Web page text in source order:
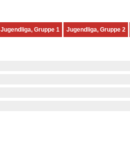
Jugendliga, Gruppe 1 Jugendliga, Gruppe 2